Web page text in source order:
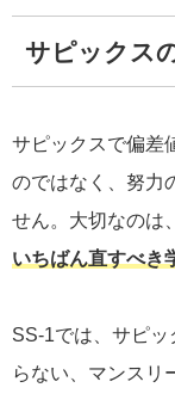
サピックス
サピックスで偏差
のではなく、努力
せん。大切なのは、
いちばん直すべき
SS-1では、サピ
らない、マンスリ